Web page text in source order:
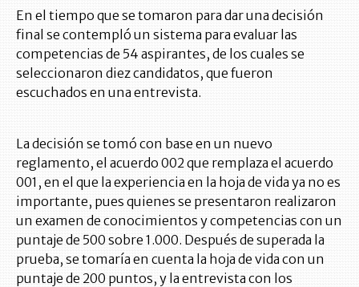
En el tiempo que se tomaron para dar una decisión
final se contempló un sistema para evaluar las
competencias de 54 aspirantes, de los cuales se
seleccionaron diez candidatos, que fueron
escuchados en una entrevista.
La decisión se tomó con base en un nuevo
reglamento, el acuerdo 002 que remplaza el acuerdo
001, en el que la experiencia en la hoja de vida ya no es
importante, pues quienes se presentaron realizaron
un examen de conocimientos y competencias con un
puntaje de 500 sobre 1.000. Después de superada la
prueba, se tomaría en cuenta la hoja de vida con un
puntaje de 200 puntos, y la entrevista con los